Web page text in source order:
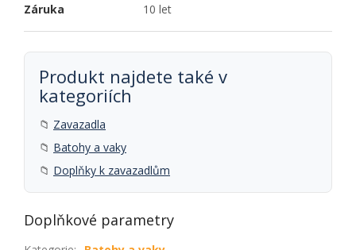
Záruka
10 let
Produkt najdete také v
kategoriích
📁 Zavazadla
📁 Batohy a vaky
📁 Doplňky k zavazadlům
Doplňkové parametry